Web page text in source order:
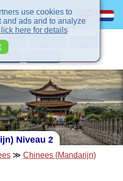
Niveau 2
≫ Chinees (Mandarijn)
use cookies to
and ads and to analyze
here for details